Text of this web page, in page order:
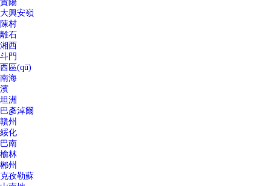
貴陽
大興安嶺
陳村
離石
湘西
斗門
西區(qū)
南海
濱
坦洲
巴彥淖爾
贛州
綏化
巴南
榆林
郴州
克孜勒蘇